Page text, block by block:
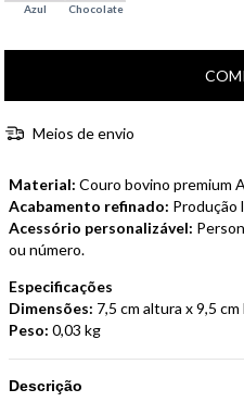
Meios de envio
Material: Couro bovino premium
Acabamento refinado: Produção
Acessório personalizável:
ou número.
Especificações
Dimensões: 7,5 cm altura x 9,5
Peso: 0,03 kg
Descrição